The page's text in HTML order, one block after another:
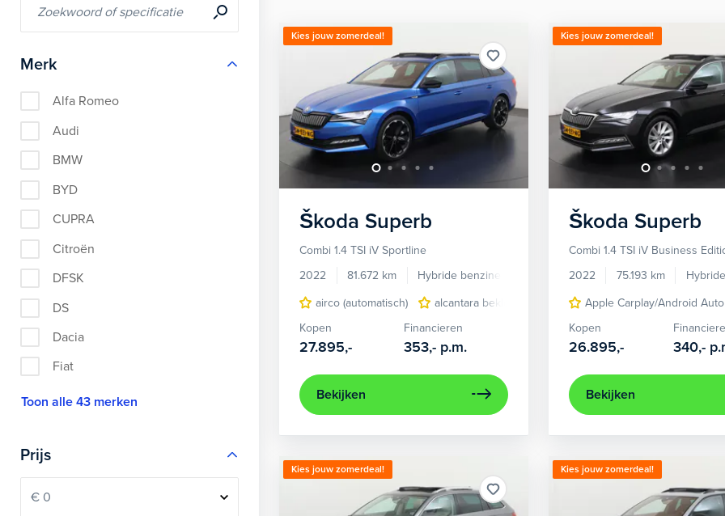
Merk
Alfa Romeo
Audi
BMW
BYD
CUPRA
Citroën
DFSK
DS
Dacia
Fiat
Toon alle 43 merken
Prijs
Kies jouw zomerdeal!
Škoda Superb
Combi 1.4 TSI iV Sportline
2022
81.672 km Hybride benzine
airco (automatisch)
alcantara bekleding Apple Carplay/Android Auto
Kopen
27.895,-
Financieren
353,- p.m.
Bekijken
Kies jouw zomerdeal!
Škoda Superb
Combi 1.4 TSI iV Business
2022
75.193 km
Apple Carplay/Android Auto
Kopen
26.895,- 340,-
Bekijken
Kies jouw zomerdeal! Kies jouw zomerdeal!